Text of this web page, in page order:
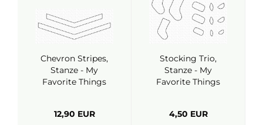
Chevron Stripes,
Stanze - My
Favorite Things
12,90 EUR
Stocking Trio,
Stanze - My
Favorite Things
4,50 EUR